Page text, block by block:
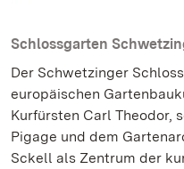
Schlossgarten
Der Schwetzinger
europäischen
Kurfürsten Carl Theodor,
Pigage und dem
Sckell als Zentrum der